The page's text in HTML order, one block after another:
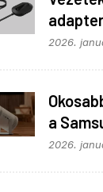
Belkin
2026.
a
2026.